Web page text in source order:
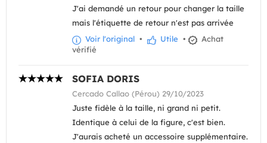
J'ai demandé un retour pour changer la taille
mais l'étiquette de retour n'est pas arrivée
Voir l'original • Utile •
Achat
vérifié
SOFIA DORIS
Cercado Callao (Pérou) 29/10/2023
Juste fidèle à la taille, ni grand ni petit.
Identique à celui de la figure, c'est bien.
J'aurais acheté un accessoire supplémentaire.